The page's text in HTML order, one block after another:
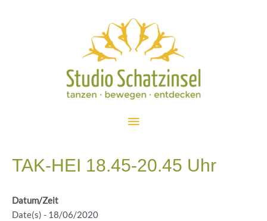
Hauptmenü
TAK-HEI 18.45-20.45 Uhr
Datum/Zeit
Date(s) - 18/06/2020